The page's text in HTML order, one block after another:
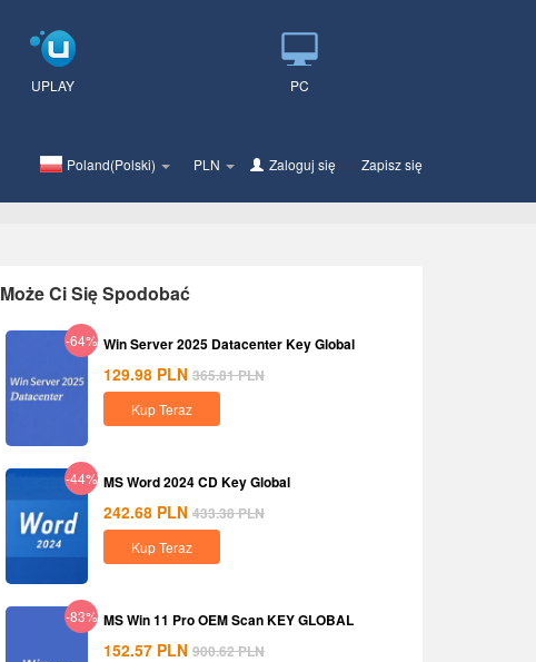
UPLAY PC
Poland(Polski) PLN Zaloguj się Zapisz się
Może Ci Się Spodobać
-64% Win Server 2025 Datacenter Key Global
129.98 PLN 365.81PLN
Kup Teraz
-44% MS Word 2024 CD Key Global
242.68 PLN 433.38PLN
Kup Teraz
-83% MS Win 11 Pro OEM Scan KEY GLOBAL
152.57 PLN 900.62PLN